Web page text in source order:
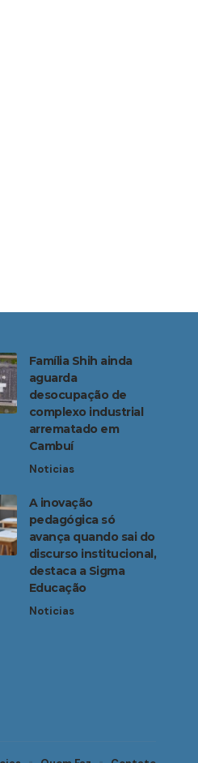
Família Shih ainda
aguarda
desocupação de
complexo industrial
arrematado em
Cambuí
Noticias
A inovação
pedagógica só
avança quando sai do
discurso institucional,
destaca a Sigma
Educação
Noticias